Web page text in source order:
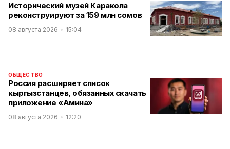
Исторический музей Каракола
реконструируют за 159 млн сомов
08 августа 2026 15:04
ОБЩЕСТВО
Россия расширяет список
кыргызстанцев, обязанных скачать
приложение «Амина»
08 августа 2026 12:20